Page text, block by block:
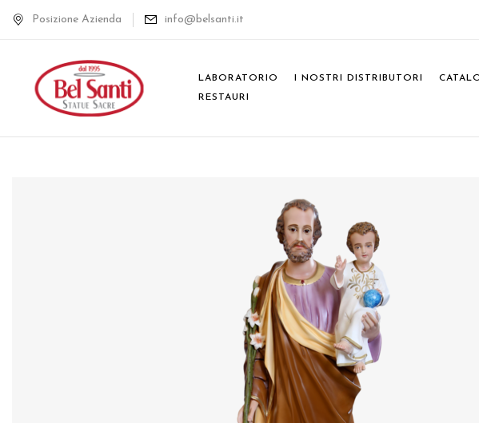
Posizione Azienda info@belsanti.it
LABORATORIO I NOSTRI DISTRIBUTORI
RESTAURI